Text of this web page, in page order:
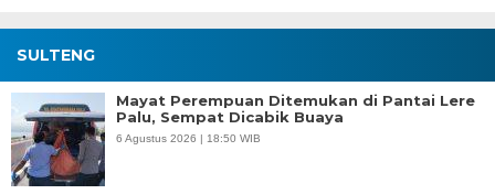
SULTENG
Mayat Perempuan Ditemukan di Pantai Lere
Palu, Sempat Dicabik Buaya
6 Agustus 2026 | 18:50 WIB